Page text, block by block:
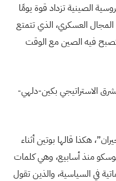
الصينية تزداد قوة يومًا
المجال العسكري، الذي تتمتع
فيه الصين مع الوقت
الاستراتيجي بكين-دلهي-
هكذا قالها بوتين أثناء
موسكو منذ أسابيع، وهي كلمات
في السياسية، والذين تقول